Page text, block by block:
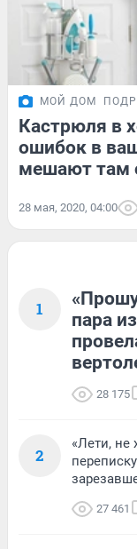
МОЙ ДОМ
Кастрюля в
ошибок в
мешают там
28 мая, 2020, 04:00
1
пара
28 175
2
«Лети, не
27 461